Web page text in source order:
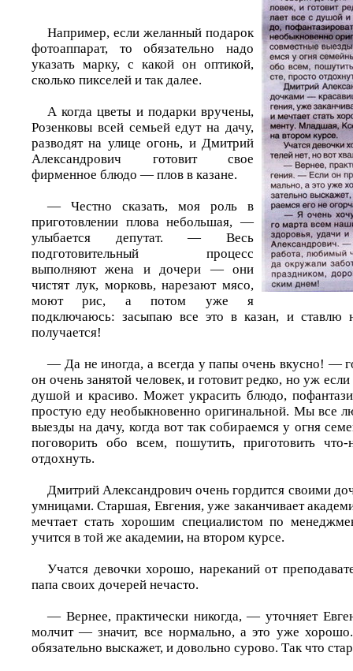
Например, если желанный подарок
фотоаппарат, то обязательно надо
указать марку, с какой он оптикой,
сколько пикселей и так далее.
А когда цветы и подарки вручены,
Розенковы всей семьей едут на дачу,
разводят на улице огонь, и Дмитрий
Александрович готовит свое
фирменное блюдо — плов в казане.
— Честно сказать, моя роль в
приготовлении плова небольшая, —
улыбается депутат. — Весь
подготовительный процесс
выполняют жена и дочери — они
чистят лук, морковь, нарезают мясо,
моют рис, а потом уже я
подключаюсь: засыпаю все это в казан, и ставлю
получается!
— Да не иногда, а всегда у папы очень вкусно! —
он очень занятой человек, и готовит редко, но уж если
душой и красиво. Может украсить блюдо,
простую еду необыкновенно оригинальной. Мы все
выезды на дачу, когда вот так собираемся у огня
поговорить обо всем, пошутить, приготовить что-
отдохнуть.
Дмитрий Александрович очень гордится своими
умницами. Старшая, Евгения, уже заканчивает
мечтает стать хорошим специалистом по
учится в той же академии, на втором курсе.
Учатся девочки хорошо, нареканий от
папа своих дочерей нечасто.
— Вернее, практически никогда, — уточняет
молчит — значит, все нормально, а это уже
обязательно выскажет, и довольно сурово. Так что